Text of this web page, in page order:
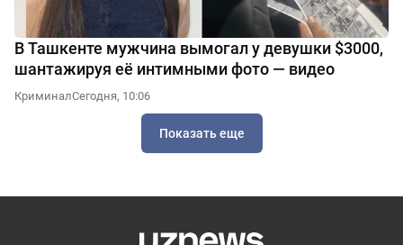
В Ташкенте мужчина вымогал у девушки $3000,
шантажируя её интимными фото — видео
КриминалСегодня, 10:06
Показать еще